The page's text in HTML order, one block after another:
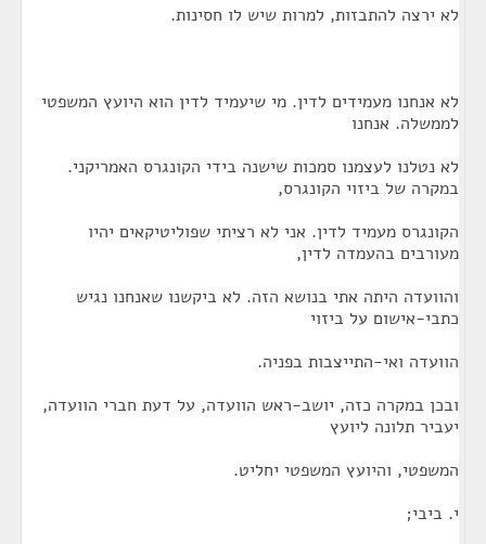
לא ירצה להתבזות, למרות שיש לו חסינות.
לא אנחנו מעמידים לדין. מי שיעמיד לדין הוא היועץ המשפטי
לממשלה. אנחנו
לא נטלנו לעצמנו סמכות שישנה בידי הקונגרס האמריקני.
במקרה של ביזוי הקונגרס,
הקונגרס מעמיד לדין. אני לא רציתי שפוליטיקאים יהיו
מעורבים בהעמדה לדין,
והוועדה היתה אתי בנושא הזה. לא ביקשנו שאנחנו נגיש
כתבי-אישום על ביזוי
הוועדה ואי-התייצבות בפניה.
ובכן במקרה כזה, יושב-ראש הוועדה, על דעת חברי הוועדה,
יעביר תלונה ליועץ
המשפטי, והיועץ המשפטי יחליט.
י. ביבי;